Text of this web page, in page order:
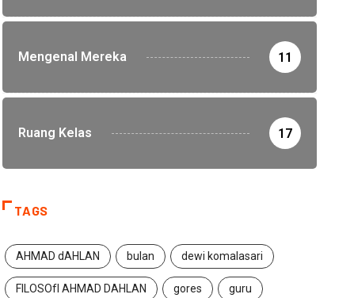
Mengenal Mereka 11
Ruang Kelas 17
TAGS
AHMAD dAHLAN bulan dewi komalasari
FILOSOfI AHMAD DAHLAN gores guru